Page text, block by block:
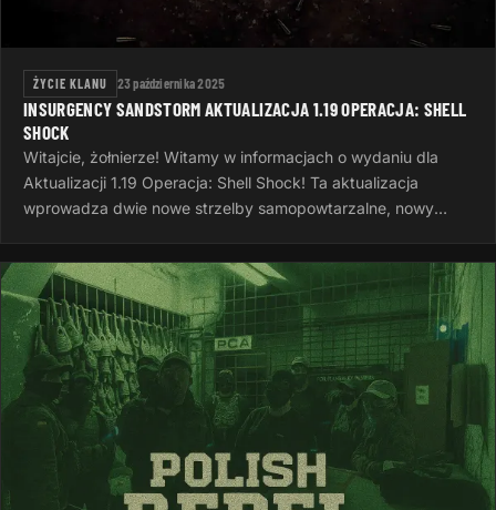
ŻYCIE KLANU 23 października 2025
INSURGENCY SANDSTORM AKTUALIZACJA 1.19 OPERACJA: SHELL
SHOCK
Witajcie, żołnierze! Witamy w informacjach o wydaniu dla
Aktualizacji 1.19 Operacja: Shell Shock! Ta aktualizacja
wprowadza dwie nowe strzelby samopowtarzalne, nowy